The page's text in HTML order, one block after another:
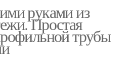
руками из
Простая
трубы